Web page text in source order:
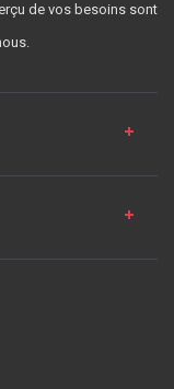
de vos besoins sont